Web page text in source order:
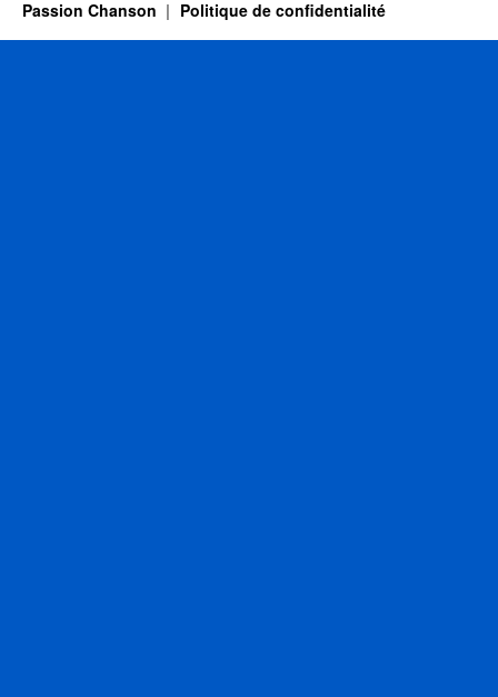
Passion Chanson Politique de confidentialité